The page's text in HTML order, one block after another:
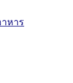
หาร